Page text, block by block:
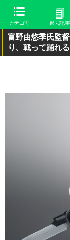
カテゴリ 過去記事
富野由悠季氏監
り、戦って踊れ